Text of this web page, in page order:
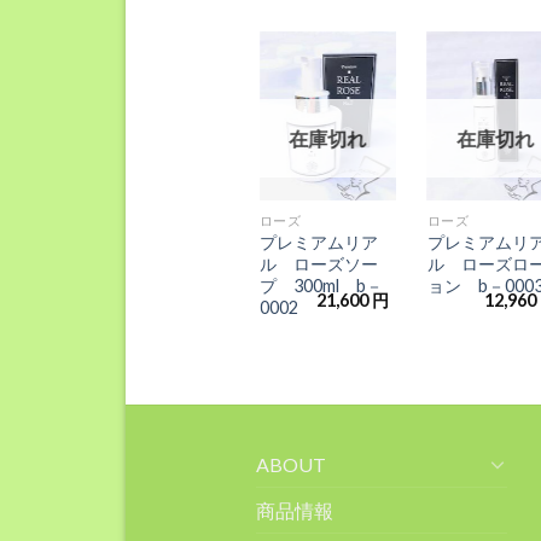
お気
りに
追加
在庫切れ
ローズ
プレミアムリア
ル ローズソー
プ 300ml b－
0002
21,600円
お
り
追
在庫切れ
ローズ
プレミアムリ
ル ローズロ
ョン b－
12,960
ABOUT
商品情報